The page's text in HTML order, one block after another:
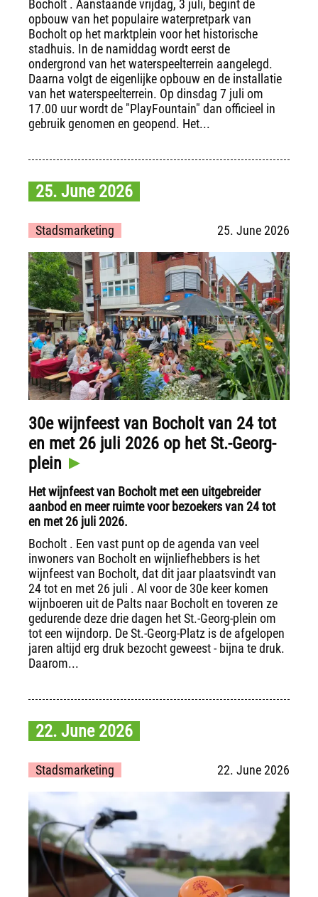
Bocholt . Aanstaande vrijdag, 3 juli, begint de
opbouw van het populaire waterpretpark van
Bocholt op het marktplein voor het historische
stadhuis. In de namiddag wordt eerst de
ondergrond van het waterspeelterrein aangelegd.
Daarna volgt de eigenlijke opbouw en de installatie
van het waterspeelterrein. Op dinsdag 7 juli om
17.00 uur wordt de "PlayFountain" dan officieel in
gebruik genomen en geopend. Het...
25. June 2026
Stadsmarketing 25. June 2026
30e wijnfeest van Bocholt van 24 tot
en met 26 juli 2026 op het St.-Georg-
plein
Het wijnfeest van Bocholt met een uitgebreider
aanbod en meer ruimte voor bezoekers van 24 tot
en met 26 juli 2026.
Bocholt . Een vast punt op de agenda van veel
inwoners van Bocholt en wijnliefhebbers is het
wijnfeest van Bocholt, dat dit jaar plaatsvindt van
24 tot en met 26 juli . Al voor de 30e keer komen
wijnboeren uit de Palts naar Bocholt en toveren ze
gedurende deze drie dagen het St.-Georg-plein om
tot een wijndorp. De St.-Georg-Platz is de afgelopen
jaren altijd erg druk bezocht geweest - bijna te druk.
Daarom...
22. June 2026
Stadsmarketing 22. June 2026